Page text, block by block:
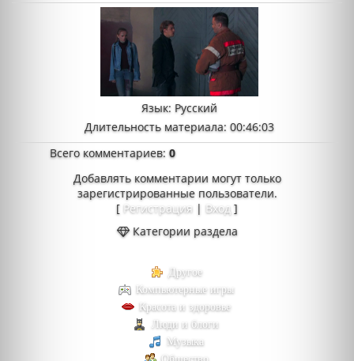
Язык: Русский
Длительность материала: 00:46:03
Всего комментариев:0
Добавлять комментарии могут только
зарегистрированные пользователи.
[ Регистрация | Вход ]
Категории раздела
Другое
Компьютерные игры
Красота и здоровье
Люди и блоги
Музыка
Общество